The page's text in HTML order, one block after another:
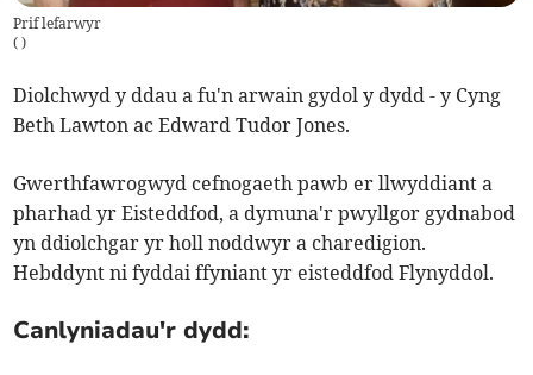
Prif lefarwyr
( )
Diolchwyd y ddau a fu'n arwain gydol y dydd - y Cyng
Beth Lawton ac Edward Tudor Jones.
Gwerthfawrogwyd cefnogaeth pawb er llwyddiant a
pharhad yr Eisteddfod, a dymuna'r pwyllgor gydnabod
yn ddiolchgar yr holl noddwyr a charedigion.
Hebddynt ni fyddai ffyniant yr eisteddfod Flynyddol.
Canlyniadau'r dydd: